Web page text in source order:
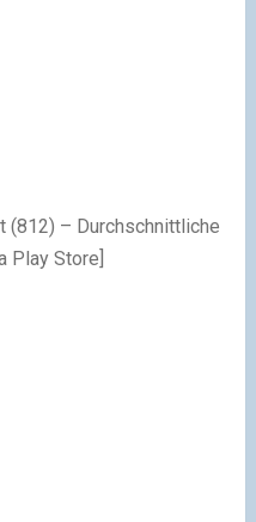
(812) – Durchschnittliche
Play Store]